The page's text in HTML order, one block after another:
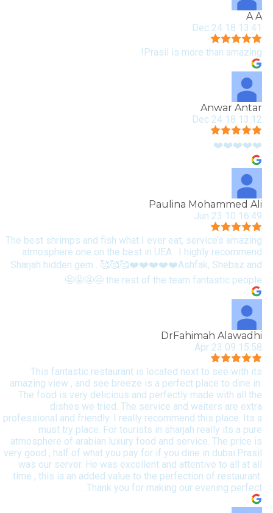
A A
13:41 18 Dec 24
Prasil is more than amazing!
Anwar Antar
13:12 18 Dec 24
❤️❤️❤️❤️❤️
Paulina Mohammed Ali
16:49 10 Jun 23
The best shrimps and fish what I ever eat, service’s amazing
atmosphere one on the best in UEA . I highly recommend
Sharjah hidden gem . 🥰🥰🥰❤️❤️❤️❤️❤️Ashfak, Shebaz and
the rest of the team fantastic people 🤩🤩🤩🤩
DrFahimah Alawadhi
15:58 09 Apr 23
This fantastic restaurant is located next to see with its
amazing view , and see breeze is a perfect place to dine in.
The food is very delicious and perfectly made with all the
dishes we tried. The service and waiters are extra
professional and friendly. I really recommend this place. Its a
must try place. For tourists in sharjah really its a pure
atmosphere of arabian luxury food and service. The price is
very good , half of what you pay for if you dine in dubai.Prasil
was our server. He was excellent and attentive to all at all
time , this ia an added value to the perfection of restaurant.
Thank you for making our evening perfect.